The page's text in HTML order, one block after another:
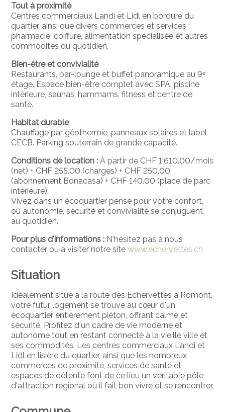
Tout à proximité
Centres commerciaux Landi et Lidl en bordure du
quartier, ainsi que divers commerces et services :
pharmacie, coiffure, alimentation spécialisée et autres
commodités du quotidien.
Bien-être et convivialité
Restaurants, bar-lounge et buffet panoramique au 9ᵉ
étage. Espace bien-être complet avec SPA, piscine
intérieure, saunas, hammams, fitness et centre de
santé.
Habitat durable
Chauffage par géothermie, panneaux solaires et label
CECB. Parking souterrain de grande capacité.
Conditions de location : À partir de CHF 1'610.00/mois
(net) + CHF 255.00 (charges) + CHF 250.00
(abonnement Bonacasa) + CHF 140.00 (place de parc
intérieure).
Vivez dans un écoquartier pensé pour votre confort,
où autonomie, sécurité et convivialité se conjuguent
au quotidien.
Pour plus d'informations : N'hésitez pas à nous
contacter ou à visiter notre sitewww.echervettes.ch
Situation
Idéalement situé à la route des Echervettes à Romont,
votre futur logement se trouve au cœur d'un
écoquartier entièrement piéton, offrant calme et
sécurité. Profitez d'un cadre de vie moderne et
autonome tout en restant connecté à la vieille ville et
ses commodités. Les centres commerciaux Landi et
Lidl en lisière du quartier, ainsi que les nombreux
commerces de proximité, services de santé et
espaces de détente font de ce lieu un véritable pôle
d'attraction régional où il fait bon vivre et se rencontrer.